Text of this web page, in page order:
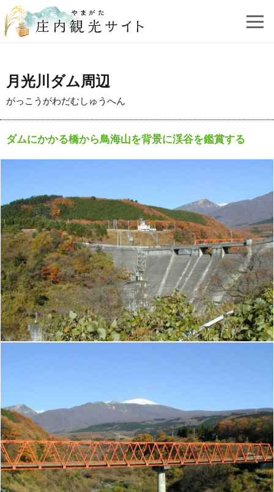
月光川ダム周辺
がっこうがわだむしゅうへん
ダムにかかる橋から鳥海山を背景に渓谷を鑑賞する